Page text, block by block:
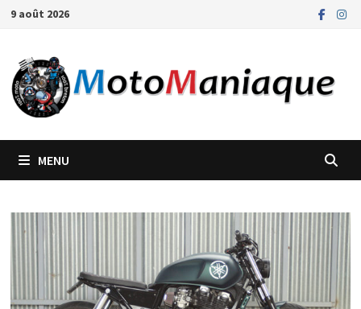
Passer
contenu
9 août 2026
MENU